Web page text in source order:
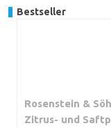
Bestseller
Rosenstein &
Zitrus- und